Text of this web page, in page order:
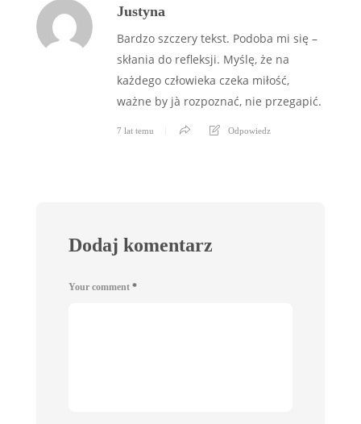
Justyna
Bardzo szczery tekst. Podoba mi się –
skłania do refleksji. Myślę, że na
każdego człowieka czeka miłość,
ważne by jà rozpoznać, nie przegapić.
7 lat temu Odpowiedz
Dodaj komentarz
Your comment *